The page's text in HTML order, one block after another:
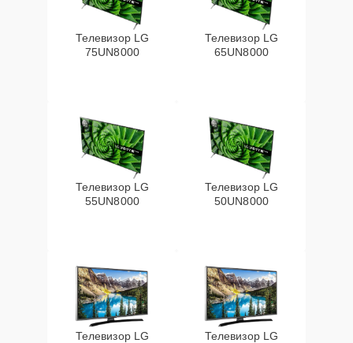
Телевизор LG
75UN8000
Телевизор LG
65UN8000
Телевизор LG
55UN8000
Телевизор LG
50UN8000
Телевизор LG
Телевизор LG